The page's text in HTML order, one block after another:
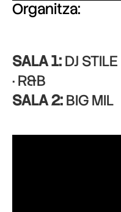
Organitza:
SALA 1:DJ
· R&B
SALA 2:BIG MIL